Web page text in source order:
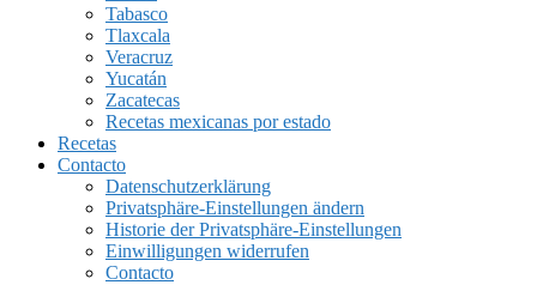
Tabasco
Tlaxcala
Veracruz
Yucatán
Zacatecas
Recetas mexicanas por estado
Recetas
Contacto
Datenschutzerklärung
Privatsphäre-Einstellungen ändern
Historie der Privatsphäre-Einstellungen
Einwilligungen widerrufen
Contacto